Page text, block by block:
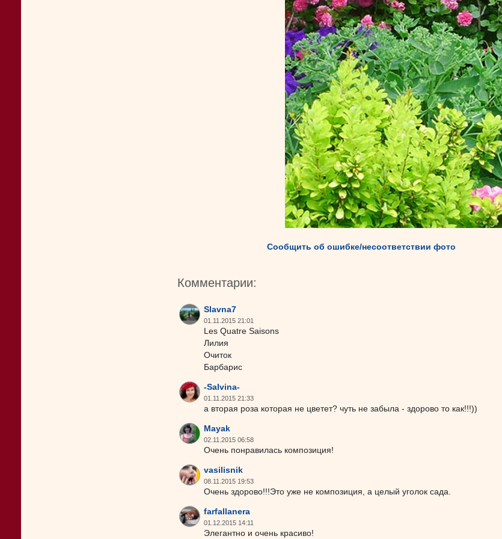
Сообщить об ошибке/несоответствии фото
Комментарии:
Slavna7
01.11.2015 21:01
Les Quatre Saisons
Лилия
Очиток
Барбарис
-Salvina-
01.11.2015 21:33
а вторая роза которая не цветет? чуть не забыла - здорово то как!!!))
Mayak
02.11.2015 06:58
Очень понравилась композиция!
vasilisnik
08.11.2015 19:53
Очень здорово!!!Это уже не композиция, а целый уголок сада.
farfallanera
01.12.2015 14:11
Элегантно и очень красиво!